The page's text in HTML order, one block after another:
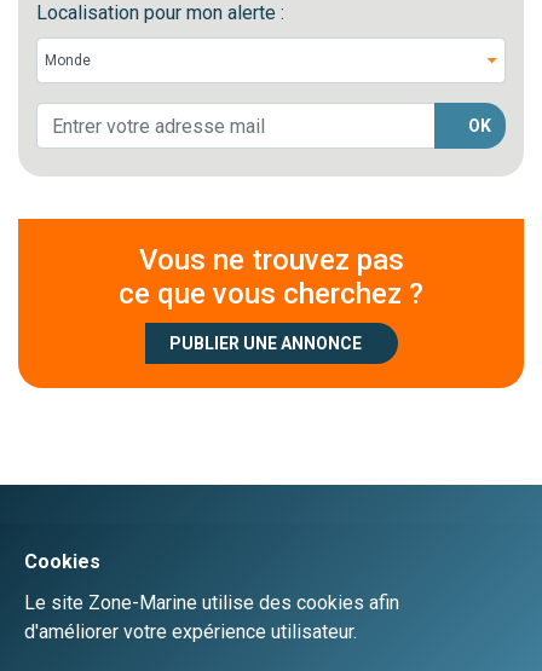
Localisation pour mon alerte :
OK
Vous ne trouvez pas
ce que vous cherchez ?
PUBLIER UNE ANNONCE
Créer un compte